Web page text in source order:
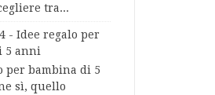
tra...
- Idee regalo per
5 anni
per bambina di 5
sì, quello